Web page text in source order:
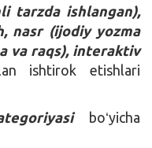
tarzda ishlangan),
nasr (ijodiy yozma
va raqs), interaktiv
ishtirok etishlari
boʻyicha